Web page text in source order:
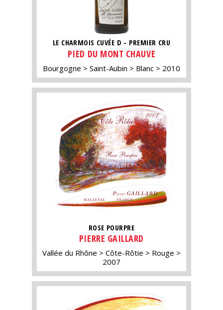
LE CHARMOIS CUVÉE D - PREMIER CRU
PIED DU MONT CHAUVE
Bourgogne Saint-Aubin Blanc 2010
ROSE POURPRE
PIERRE GAILLARD
Vallée du Rhône Côte-Rôtie
Rouge
2007